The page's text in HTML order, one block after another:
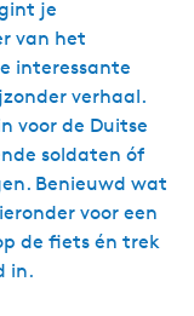
je
van het
interessante
verhaal.
voor de Duitse
soldaten óf
Benieuwd wat
voor een
de fiets én trek
in.